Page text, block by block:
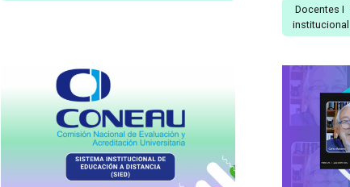
Docentes I
institucional